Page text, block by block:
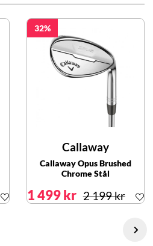
32
Callaway
Callaway Opus Brushed
Chrome Stål
1 499 kr 2 199 kr